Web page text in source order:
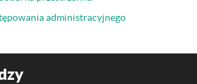
administracyjnego